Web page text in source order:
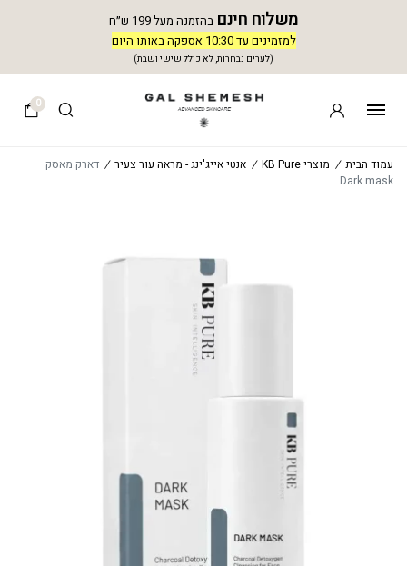
משלוח חינם בהזמנה מעל 199 ש״ח
למזמינים עד 10:30 אספקה באותו היום
(לערים נבחרות, לא כולל שישי ושבת)
0
עמוד הבית / מוצרי KB Pure / אנטי אייג'ינג - מראה עור צעיר / דארק מאסק –
Dark mask